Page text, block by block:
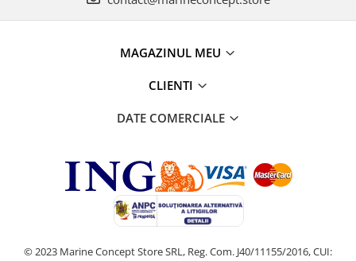
MAGAZINUL MEU
CLIENTI
DATE COMERCIALE
© 2023 Marine Concept Store SRL, Reg. Com. J40/11155/2016, CUI: